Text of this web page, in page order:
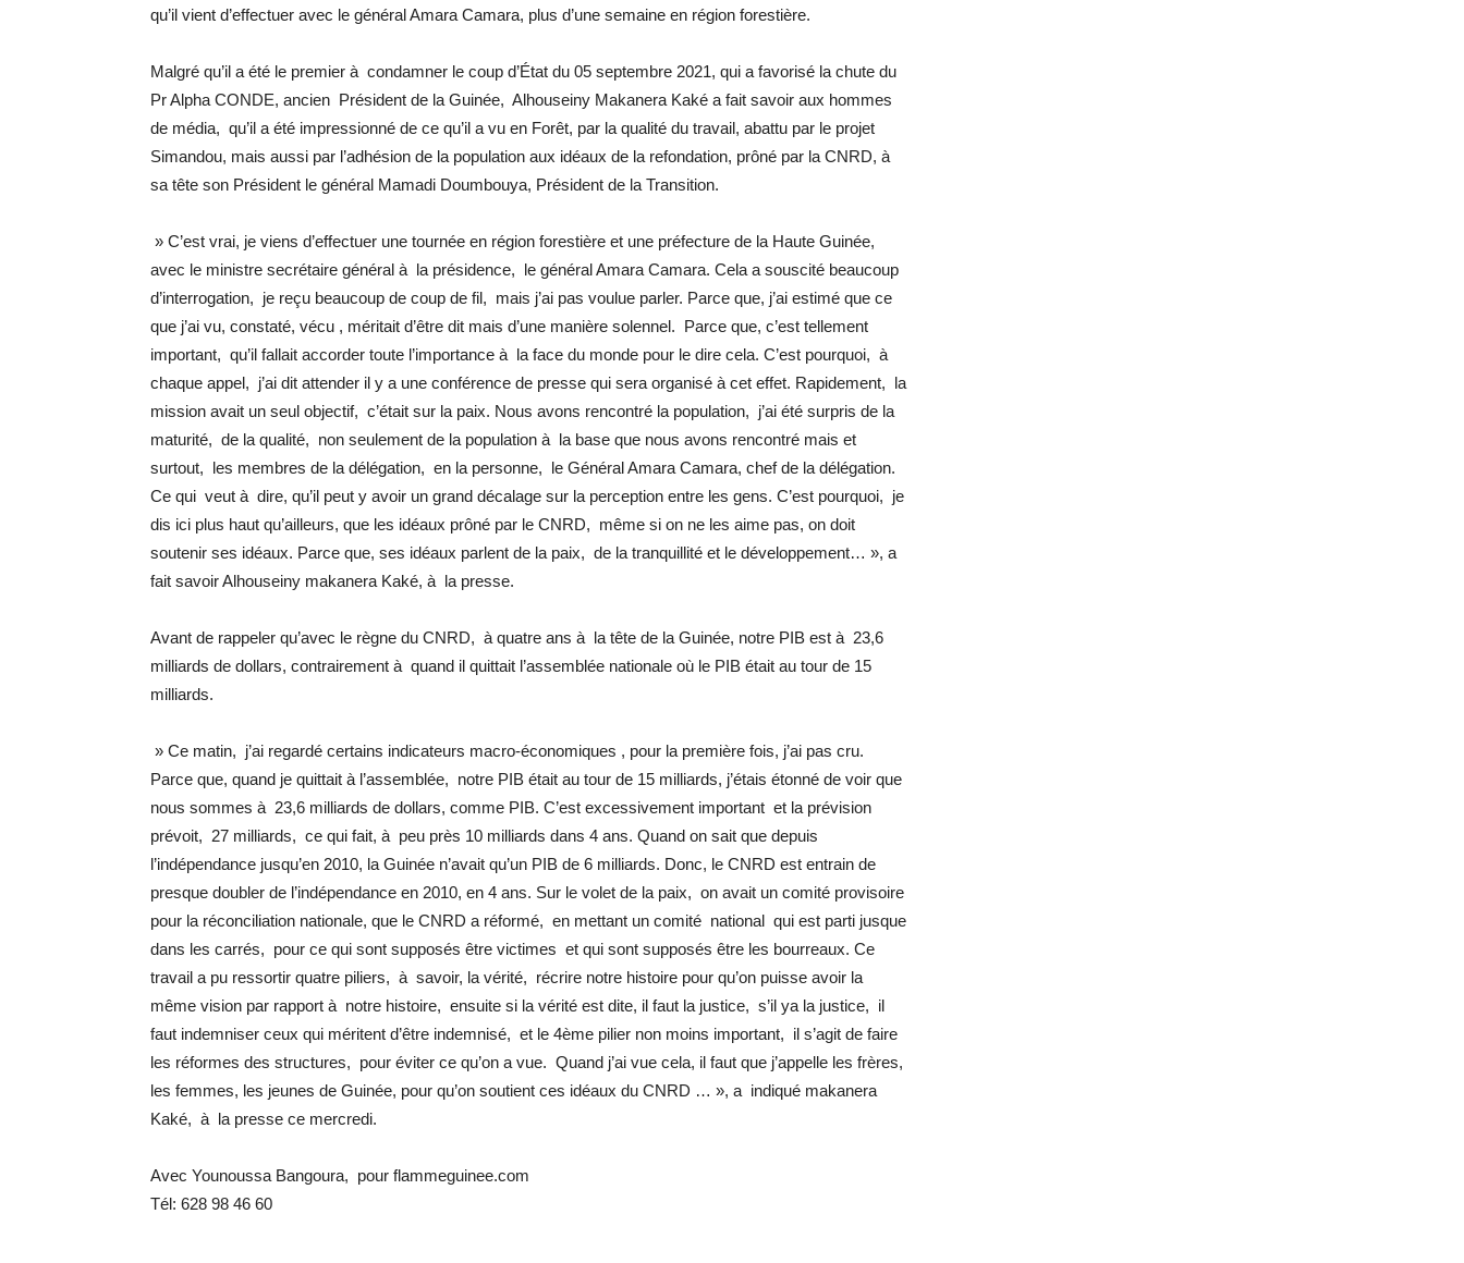
qu’il vient d’effectuer avec le général Amara Camara, plus d’une semaine en région forestière.
Malgré qu’il a été le premier à condamner le coup d’État du 05 septembre 2021, qui a favorisé la chute du
Pr Alpha CONDE, ancien Président de la Guinée, Alhouseiny Makanera Kaké a fait savoir aux hommes
de média, qu’il a été impressionné de ce qu’il a vu en Forêt, par la qualité du travail, abattu par le projet
Simandou, mais aussi par l’adhésion de la population aux idéaux de la refondation, prôné par la CNRD, à
sa tête son Président le général Mamadi Doumbouya, Président de la Transition.
» C’est vrai, je viens d’effectuer une tournée en région forestière et une préfecture de la Haute Guinée,
avec le ministre secrétaire général à la présidence, le général Amara Camara. Cela a souscité beaucoup
d’interrogation, je reçu beaucoup de coup de fil, mais j’ai pas voulue parler. Parce que, j’ai estimé que ce
que j’ai vu, constaté, vécu , méritait d’être dit mais d’une manière solennel. Parce que, c’est tellement
important, qu’il fallait accorder toute l’importance à la face du monde pour le dire cela. C’est pourquoi, à
chaque appel, j’ai dit attender il y a une conférence de presse qui sera organisé à cet effet. Rapidement, la
mission avait un seul objectif, c’était sur la paix. Nous avons rencontré la population, j’ai été surpris de la
maturité, de la qualité, non seulement de la population à la base que nous avons rencontré mais et
surtout, les membres de la délégation, en la personne, le Général Amara Camara, chef de la délégation.
Ce qui veut à dire, qu’il peut y avoir un grand décalage sur la perception entre les gens. C’est pourquoi, je
dis ici plus haut qu’ailleurs, que les idéaux prôné par le CNRD, même si on ne les aime pas, on doit
soutenir ses idéaux. Parce que, ses idéaux parlent de la paix, de la tranquillité et le développement… », a
fait savoir Alhouseiny makanera Kaké, à la presse.
Avant de rappeler qu’avec le règne du CNRD, à quatre ans à la tête de la Guinée, notre PIB est à 23,6
milliards de dollars, contrairement à quand il quittait l’assemblée nationale où le PIB était au tour de 15
milliards.
» Ce matin, j’ai regardé certains indicateurs macro-économiques , pour la première fois, j’ai pas cru.
Parce que, quand je quittait à l’assemblée, notre PIB était au tour de 15 milliards, j’étais étonné de voir que
nous sommes à 23,6 milliards de dollars, comme PIB. C’est excessivement important et la prévision
prévoit, 27 milliards, ce qui fait, à peu près 10 milliards dans 4 ans. Quand on sait que depuis
l’indépendance jusqu’en 2010, la Guinée n’avait qu’un PIB de 6 milliards. Donc, le CNRD est entrain de
presque doubler de l’indépendance en 2010, en 4 ans. Sur le volet de la paix, on avait un comité provisoire
pour la réconciliation nationale, que le CNRD a réformé, en mettant un comité national qui est parti jusque
dans les carrés, pour ce qui sont supposés être victimes et qui sont supposés être les bourreaux. Ce
travail a pu ressortir quatre piliers, à savoir, la vérité, récrire notre histoire pour qu’on puisse avoir la
même vision par rapport à notre histoire, ensuite si la vérité est dite, il faut la justice, s’il ya la justice, il
faut indemniser ceux qui méritent d’être indemnisé, et le 4ème pilier non moins important, il s’agit de faire
les réformes des structures, pour éviter ce qu’on a vue. Quand j’ai vue cela, il faut que j’appelle les frères,
les femmes, les jeunes de Guinée, pour qu’on soutient ces idéaux du CNRD … », a indiqué makanera
Kaké, à la presse ce mercredi.
Avec Younoussa Bangoura, pour flammeguinee.com
Tél: 628 98 46 60